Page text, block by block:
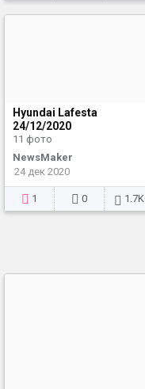
Hyundai Lafesta
24/12/2020
11 фото
NewsMaker
24 дек 2020
1 0 1.7K